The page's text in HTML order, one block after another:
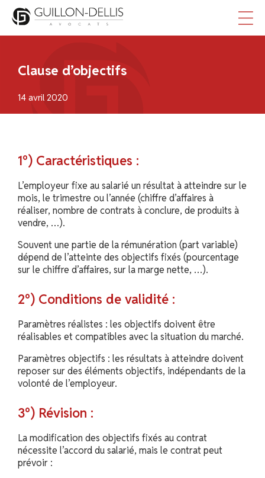
Panneau de gestion des cookies
Clause d’objectifs
14 avril 2020
1°) Caractéristiques :
L’employeur fixe au salarié un résultat à atteindre sur le
mois, le trimestre ou l’année (chiffre d’affaires à
réaliser, nombre de contrats à conclure, de produits à
vendre, …).
Souvent une partie de la rémunération (part variable)
dépend de l’atteinte des objectifs fixés (pourcentage
sur le chiffre d’affaires, sur la marge nette, …).
2°) Conditions de validité :
Paramètres réalistes : les objectifs doivent être
réalisables et compatibles avec la situation du marché.
Paramètres objectifs : les résultats à atteindre doivent
reposer sur des éléments objectifs, indépendants de la
volonté de l’employeur.
3°) Révision :
La modification des objectifs fixés au contrat
nécessite l’accord du salarié, mais le contrat peut
prévoir :